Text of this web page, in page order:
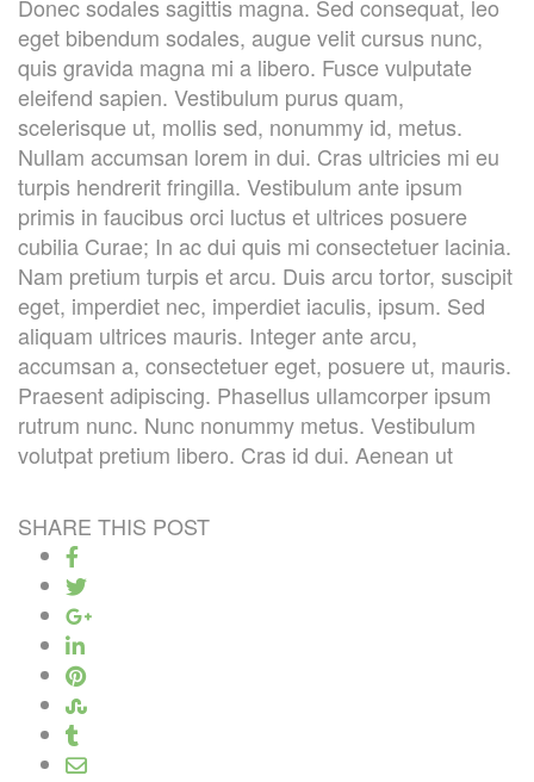
Donec sodales sagittis magna. Sed consequat, leo
eget bibendum sodales, augue velit cursus nunc,
quis gravida magna mi a libero. Fusce vulputate
eleifend sapien. Vestibulum purus quam,
scelerisque ut, mollis sed, nonummy id, metus.
Nullam accumsan lorem in dui. Cras ultricies mi eu
turpis hendrerit fringilla. Vestibulum ante ipsum
primis in faucibus orci luctus et ultrices posuere
cubilia Curae; In ac dui quis mi consectetuer lacinia.
Nam pretium turpis et arcu. Duis arcu tortor, suscipit
eget, imperdiet nec, imperdiet iaculis, ipsum. Sed
aliquam ultrices mauris. Integer ante arcu,
accumsan a, consectetuer eget, posuere ut, mauris.
Praesent adipiscing. Phasellus ullamcorper ipsum
rutrum nunc. Nunc nonummy metus. Vestibulum
volutpat pretium libero. Cras id dui. Aenean ut
SHARE THIS POST